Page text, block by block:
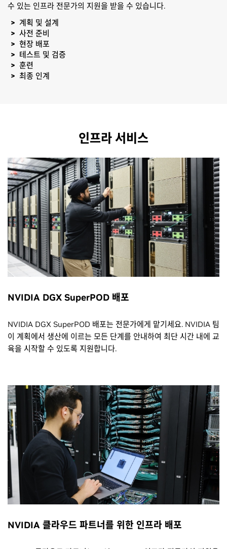
수 있는 인프라 전문가의 지원을 받을 수 있습니다.
계획 및 설계
사전 준비
현장 배포
테스트 및 검증
훈련
최종 인계
인프라 서비스
NVIDIA DGX SuperPOD 배포
NVIDIA DGX SuperPOD 배포는 전문가에게 맡기세요. NVIDIA 팀
이 계획에서 생산에 이르는 모든 단계를 안내하여 최단 시간 내에 교
육을 시작할 수 있도록 지원합니다.
NVIDIA 클라우드 파트너를 위한 인프라 배포